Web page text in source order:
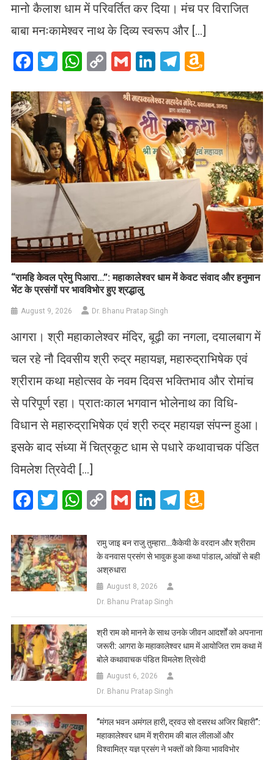
मानो कैलाश धाम में परिवर्तित कर दिया। मंच पर विराजित
बाबा मनःकामेश्वर नाथ के दिव्य स्वरूप और […]
Facebook
Twitter
WhatsApp
CopyGmailLinkedIn
Telegram
List
​“रामहि केवल प्रेमु पिआरा…”: महाकालेश्वर धाम में केवट संवाद और हनुमान
भेंट के प्रसंगों पर भावविभोर हुए श्रद्धालु
August 9, 2026 Dr. Bhanu Pratap Singh
आगरा। श्री महाकालेश्वर मंदिर, बूढ़ी का नगला, दयालबाग में
चल रहे नौ दिवसीय श्री रुद्र महायज्ञ, महारुद्राभिषेक एवं
श्रीराम कथा महोत्सव के नवम दिवस भक्तिभाव और रोमांच
से परिपूर्ण रहा। प्रातःकाल भगवान भोलेनाथ का विधि-
विधान से महारुद्राभिषेक एवं श्री रुद्र महायज्ञ संपन्न हुआ।
इसके बाद संध्या में चित्रकूट धाम से पधारे कथावाचक पंडित
विमलेश त्रिवेदी […]
Facebook
Twitter
WhatsApp
CopyGmailLinkedIn
Telegram
List
रामु जाइ बन राजु तुम्हारा…कैकेयी के वरदान और श्रीराम
के वनवास प्रसंग से भावुक हुआ कथा पांडाल, आंखों से बही
अश्रुधारा
August 8, 2026
Dr. Bhanu Pratap Singh
​श्री राम को मानने के साथ उनके जीवन आदर्शों को अपनाना
जरूरी: आगरा के महाकालेश्वर धाम में आयोजित राम कथा में
बोले कथावाचक पंडित विमलेश त्रिवेदी
August 6, 2026
Dr. Bhanu Pratap Singh
​”मंगल भवन अमंगल हारी, द्रवउ सो दसरथ अजिर बिहारी”:
महाकालेश्वर धाम में श्रीराम की बाल लीलाओं और
विश्वामित्र यज्ञ प्रसंग ने भक्तों को किया भावविभोर